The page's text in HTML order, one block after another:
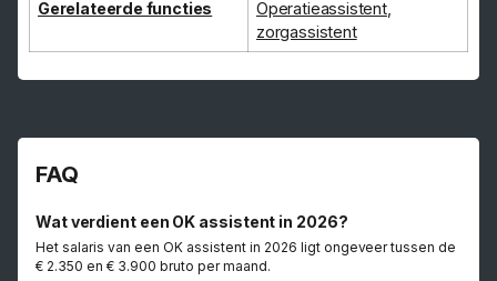
Gerelateerde functies Operatieassistent,
zorgassistent
FAQ
Wat verdient een OK assistent in 2026?
Het salaris van een OK assistent in 2026 ligt ongeveer tussen de
€ 2.350 en € 3.900 bruto per maand.